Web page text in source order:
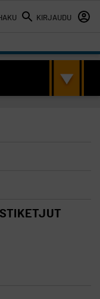
KIRJAUDU